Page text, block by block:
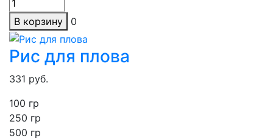
В корзину 0
Рис для плова
331 руб.
100 гр
250 гр
500 гр